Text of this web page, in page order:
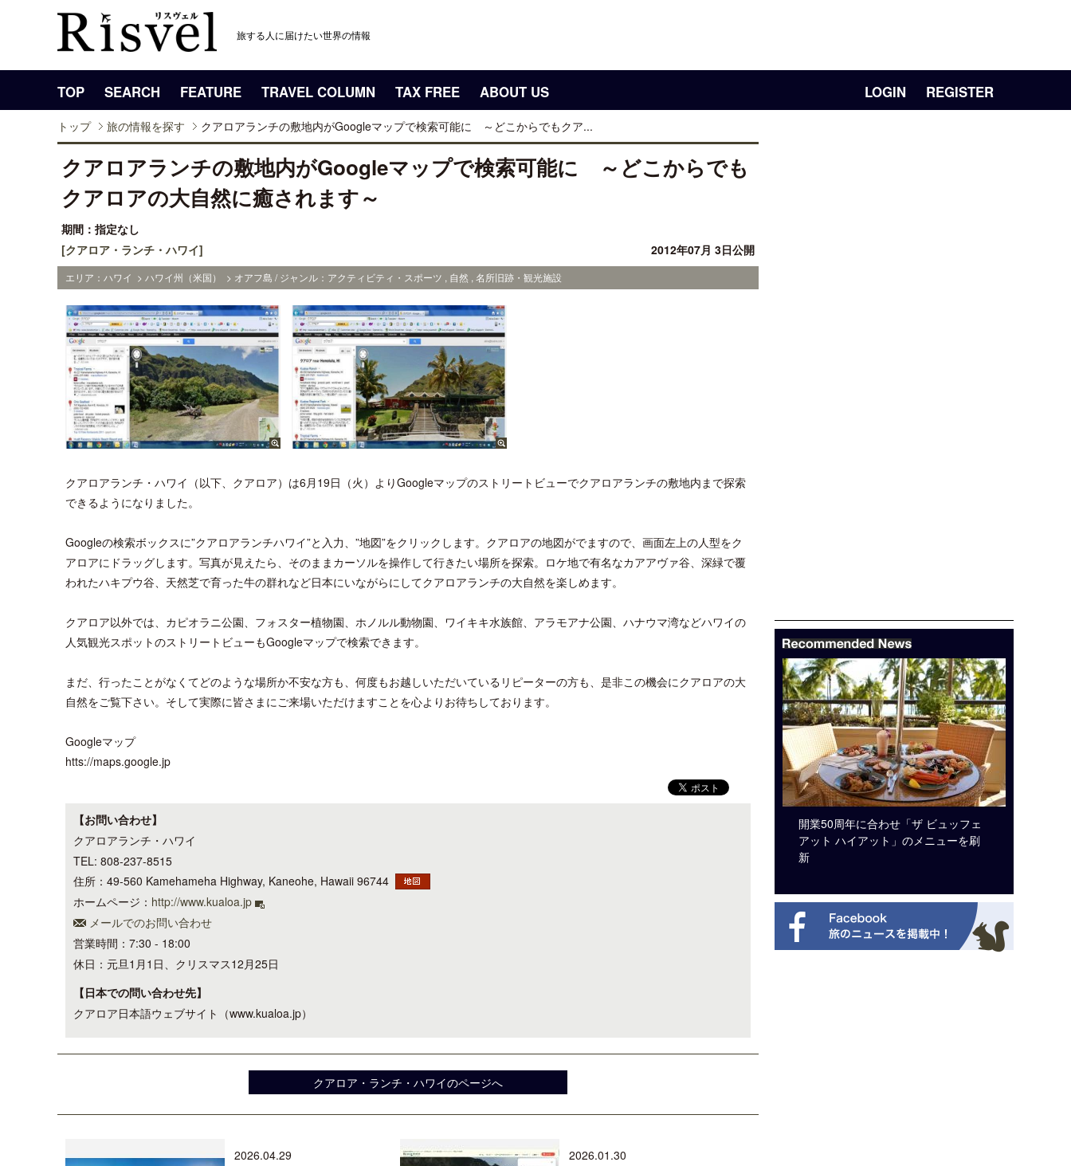
旅する人に届けたい世界の情報
TOP SEARCH FEATURE TRAVEL COLUMN TAX FREE ABOUT US LOGIN REGISTER
トップ 旅の情報を探す クアロアランチの敷地内がGoogleマップで検索可能に ～どこからでもクア...
クアロアランチの敷地内がGoogleマップで検索可能に ～どこからでも
クアロアの大自然に癒されます～
期間：指定なし
[クアロア・ランチ・ハワイ]
2012年07月 3日公開
エリア：ハワイ > ハワイ州（米国） > オアフ島 / ジャンル：アクティビティ・スポーツ , 自然 , 名所旧跡・観光施設
クアロアランチ・ハワイ（以下、クアロア）は6月19日（火）よりGoogleマップのストリートビューでクアロアランチの敷地内まで探索
できるようになりました。
Googleの検索ボックスに”クアロアランチハワイ”と入力、”地図”をクリックします。クアロアの地図がでますので、画面左上の人型をク
アロアにドラッグします。写真が見えたら、そのままカーソルを操作して行きたい場所を探索。ロケ地で有名なカアアヴァ谷、深緑で覆
われたハキプウ谷、天然芝で育った牛の群れなど日本にいながらにしてクアロアランチの大自然を楽しめます。
クアロア以外では、カピオラニ公園、フォスター植物園、ホノルル動物園、ワイキキ水族館、アラモアナ公園、ハナウマ湾などハワイの
人気観光スポットのストリートビューもGoogleマップで検索できます。
まだ、行ったことがなくてどのような場所か不安な方も、何度もお越しいただいているリピーターの方も、是非この機会にクアロアの大
自然をご覧下さい。そして実際に皆さまにご来場いただけますことを心よりお待ちしております。
Googleマップ
htts://maps.google.jp
【お問い合わせ】
クアロアランチ・ハワイ
TEL: 808-237-8515
住所：49-560 Kamehameha Highway, Kaneohe, Hawaii 96744
ホームページ： http://www.kualoa.jp
メールでのお問い合わせ
営業時間：7:30 - 18:00
休日：元旦1月1日、クリスマス12月25日
【日本での問い合わせ先】
クアロア日本語ウェブサイト（www.kualoa.jp）
クアロア・ランチ・ハワイのページへ
2026.04.29 2026.01.30
開業50周年に合わせ「ザ ビュッフェ
アット ハイアット」のメニューを刷
新